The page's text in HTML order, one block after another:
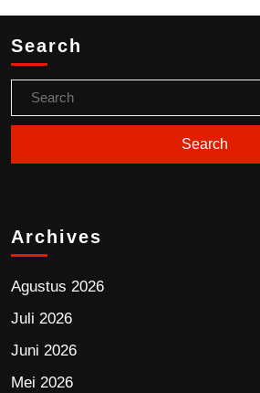
Search
Archives
Agustus 2026
Juli 2026
Juni 2026
Mei 2026